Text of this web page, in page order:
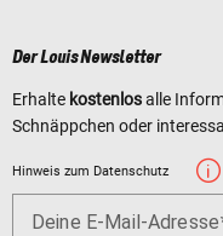
Der Louis Newsletter
Erhalte kostenlosalle
Schnäppchen oder
Hinweis zum Datenschutz
Deine E-Mail-Adresse